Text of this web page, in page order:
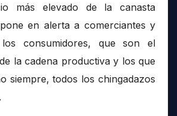
más elevado de la canasta
en alerta a comerciantes y
consumidores, que son el
la cadena productiva y los que
siempre, todos los chingadazos